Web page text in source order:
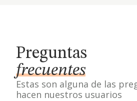
Preguntas
frecuentes
Estas son alguna de las
hacen nuestros usuarios